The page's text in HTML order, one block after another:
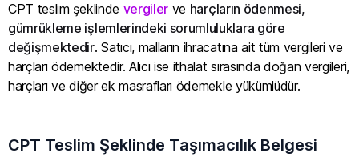
CPT teslim şeklinde vergiler ve harçların ödenmesi,
gümrükleme işlemlerindeki sorumluluklara göre
değişmektedir. Satıcı, malların ihracatına ait tüm vergileri ve
harçları ödemektedir. Alıcı ise ithalat sırasında doğan vergileri,
harçları ve diğer ek masrafları ödemekle yükümlüdür.
CPT Teslim Şeklinde Taşımacılık Belgesi